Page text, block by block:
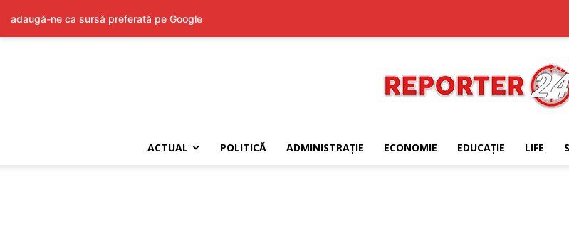
ACTUAL POLITICĂ ADMINISTRAŢIE ECONOMIE EDUCAŢIE LIFE
adaugă-ne ca sursă preferată pe Google